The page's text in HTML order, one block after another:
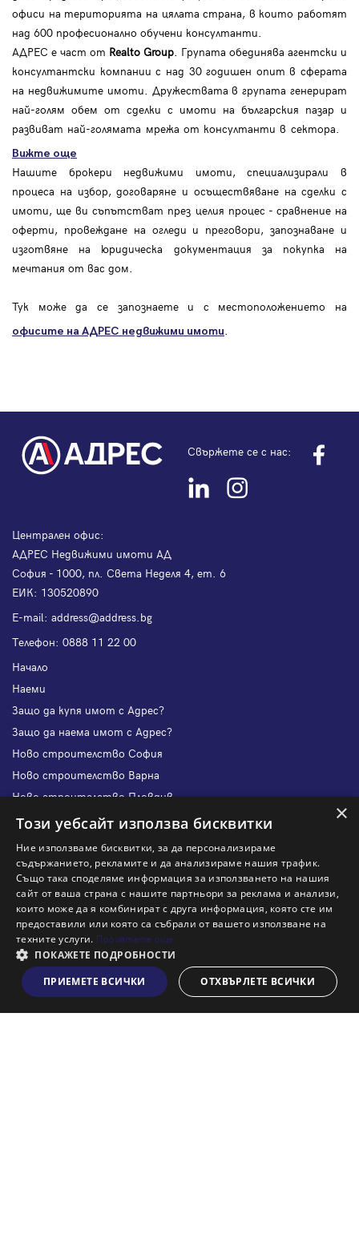
Виж на картата
офиси на територията на цялата страна, в които работят
над 600 професионално обучени консултанти.
АДРЕС е част от Realto Group. Групата обединява агентски и
консултантски компании с над 30 годишен опит в сферата
на недвижимите имоти. Дружествата в групата генерират
най-голям обем от сделки с имоти на българския пазар и
развиват най-голямата мрежа от консултанти в сектора.
Вижте още
Нашите брокери недвижими имоти, специализирали в
процеса на избор, договаряне и осъществяване на сделки с
имоти, ще ви съпътстват през целия процес - сравнение на
оферти, провеждане на огледи и преговори, запознаване и
изготвяне на юридическа документация за покупка на
мечтания от вас дом.
Тук може да се запознаете и с местоположението на
офисите на АДРЕС недвижими имоти.
Свържете се с нас:
Централен офис:
АДРЕС Недвижими имоти АД
София - 1000, пл. Света Неделя 4, ет. 6
ЕИК: 130520890
Е-mail: address@address.bg
Телефон: 0888 11 22 00
Начало
Наеми
Защо да купя имот с Адрес?
Защо да наема имот с Адрес?
Ново строителство София
Ново строителство Варна
Ново строителство Пловдив
Ново строителство Бургас
Защо да отдам имот с Адрес?
Наши офиси
Кариери
Кои сме ние?
Франчайз
Блог
Искаш ли да получаваш актуална информация за пазара
на недвижими имоти?
×
Този уебсайт използва бисквитки
Ние използваме бисквитки, за да персонализираме
съдържанието, рекламите и да анализираме нашия трафик.
Също така споделяме информация за използването на нашия
сайт от ваша страна с нашите партньори за реклама и анализи,
които може да я комбинират с друга информация, която сте им
предоставили или която са събрали от вашето използване на
техните услуги. Прочетете още
ПОКАЖЕТЕ ПОДРОБНОСТИ
ПРИЕМЕТЕ ВСИЧКИ
ОТХВЪРЛЕТЕ ВСИЧКИ